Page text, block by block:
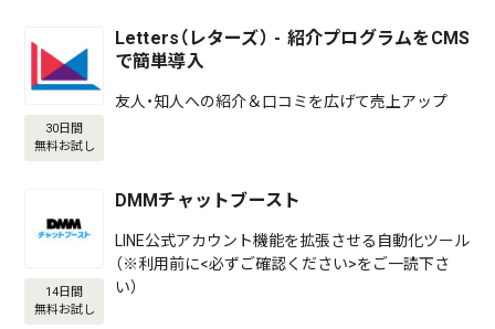
30日間
無料お試し
Letters（レターズ） - 紹介プログラムをCMS
で簡単導入
友人・知人への紹介＆口コミを広げて売上アップ
14日間
無料お試し
DMMチャットブースト
LINE公式アカウント機能を拡張させる自動化ツール
（※利用前に<必ずご確認ください>をご一読下さ
い）